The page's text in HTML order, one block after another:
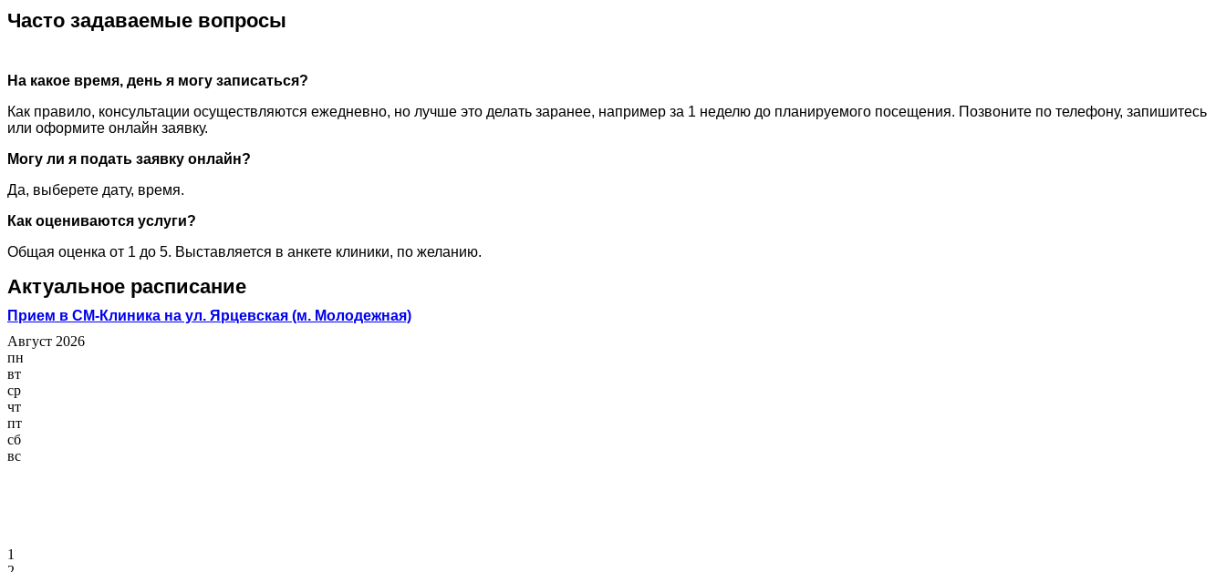
Часто задаваемые вопросы
На какое время, день я могу записаться?
Как правило, консультации осуществляются ежедневно, но лучше это делать заранее, например за 1 неделю до планируемого посещения. Позвоните по телефону, запишитесь
или оформите онлайн заявку.
Могу ли я подать заявку онлайн?
Да, выберете дату, время.
Как оцениваются услуги?
Общая оценка от 1 до 5. Выставляется в анкете клиники, по желанию.
Актуальное расписание
Прием в СМ-Клиника на ул. Ярцевская (м. Молодежная)
Август 2026
пн
вт
ср
чт
пт
сб
вс
1